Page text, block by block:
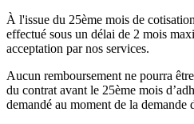
À l'issue du 25ème mois de
effectué sous un délai de 2 mois
acceptation par nos services.
Aucun remboursement ne pourra
du contrat avant le 25ème mois
demandé au moment de la demande